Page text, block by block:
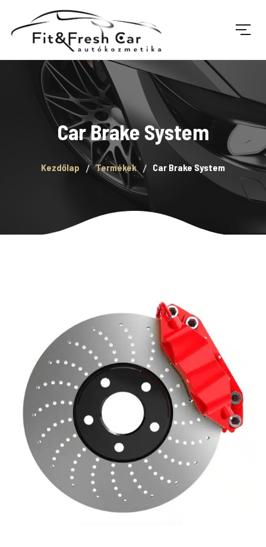
Car Brake System
Kezdőlap Termékek Car Brake System